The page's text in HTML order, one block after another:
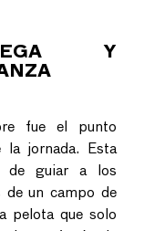
Y
fue el punto
la jornada. Esta
de guiar a los
de un campo de
pelota que solo